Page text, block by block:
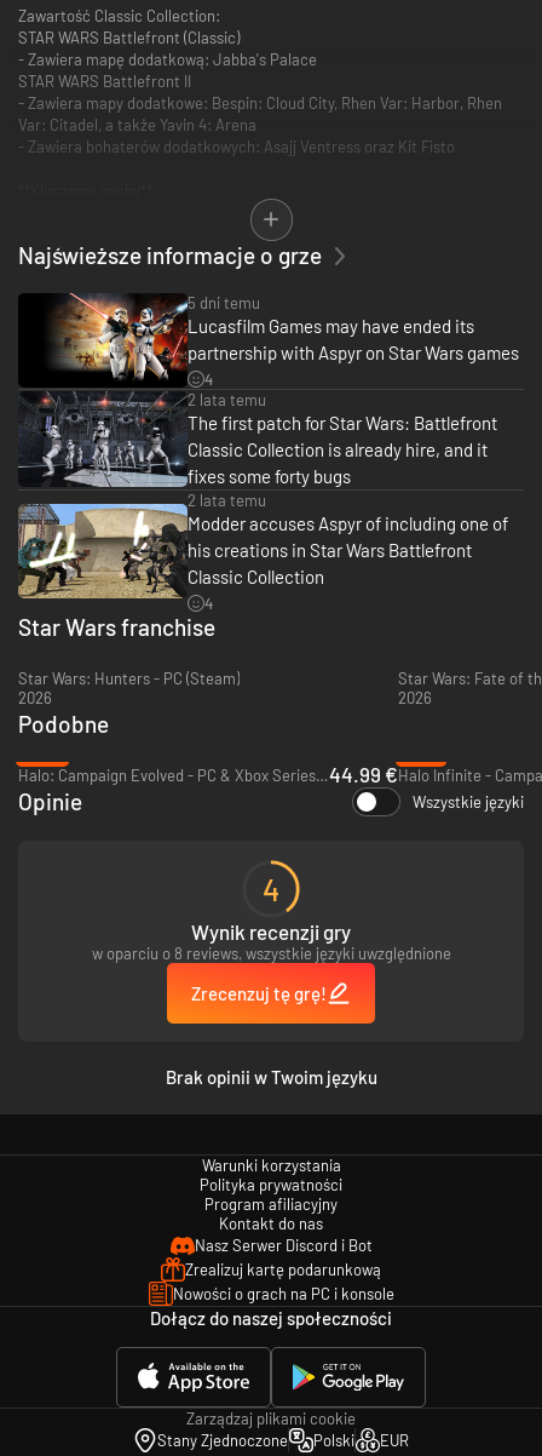
Zawartość Classic Collection:
STAR WARS Battlefront (Classic)
- Zawiera mapę dodatkową: Jabba's Palace
STAR WARS Battlefront II
- Zawiera mapy dodatkowe: Bespin: Cloud City, Rhen Var: Harbor, Rhen
Var: Citadel, a także Yavin 4: Arena
- Zawiera bohaterów dodatkowych: Asajj Ventress oraz Kit Fisto
Przemierzaj galaktykę w trybach kampanii i podboju galaktycznego
Podbój galaktyczny: opracuj strategię, zwerbuj wojska i wprowadź w życie
swój taktyczny plan podboju galaktyki.
części I-VI „Gwiezdnych wojen”
Kampania STAR WARS Battlefront II: dołącz do szturmowców z elitarnego
oddziału 501st Legion of Stormtroopers Dartha Vadera
Rozległe lokalizacje z obsługą online dla maksymalnie 64 graczy
- Walcz na lądzie: dołącz do jednostek Wookiee Warriors, Jet Troopers i
Droidekas w bitwach dla wielu graczy
- Usiądź ze sterami kultowych pojazdów: Speeder Bikes, AT-STs, AT-RTs i
inne czekają bitwach ofensywnych i defensywnych
- Pilotuj legendarne statki kosmiczne: TIE fighters, X-wings i inne zmierzą
się w przestworzach i kosmosie
Rozbudowany tryb Hero Assault
Tryb Hero Assault dostępny jest na wszystkich mapach lądowych (Death
Star, Kashyyyk, Kamino i Naboo) po raz pierwszy w historii
- Walcz bohaterami: Mace Windu, Yoda, Luke Skywalker i inni!
Najświeższe informacje o grze
5 dni temu
Lucasfilm Games may have ended its
partnership with Aspyr on Star Wars games
4
2 lata temu
The first patch for Star Wars: Battlefront
Classic Collection is already hire, and it
fixes some forty bugs
2 lata temu
Modder accuses Aspyr of including one of
his creations in Star Wars Battlefront
Classic Collection
4
Star Wars franchise
Star Wars: Hunters - PC (Steam)
2026
Star Wars: Fate of
2026
Podobne
Halo: Campaign Evolved - PC & Xbox Series X|S (Microsoft Store)44.99 €
Opinie Wszystkie języki
4
Wynik recenzji gry
w oparciu o 8 reviews, wszystkie języki uwzględnione
Zrecenzuj tę grę!
Brak opinii w Twoim języku
Warunki korzystania
Polityka prywatności
Program afiliacyjny
Kontakt do nas
Nasz Serwer Discord i Bot
Zrealizuj kartę podarunkową
Nowości o grach na PC i konsole
Dołącz do naszej społeczności
Zarządzaj plikami cookie
Stany Zjednoczone
Polski EUR